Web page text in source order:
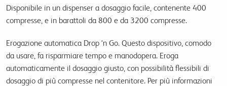
Disponibile in un dispenser a dosaggio facile, contenente 400
compresse, e in barattoli da 800 e da 3200 compresse.
Erogazione automatica Drop ‘n Go. Questo dispositivo, comodo
da usare, fa risparmiare tempo e manodopera. Eroga
automaticamente il dosaggio giusto, con possibilità flessibili di
dosaggio di più compresse nel contenitore. Per più informazioni